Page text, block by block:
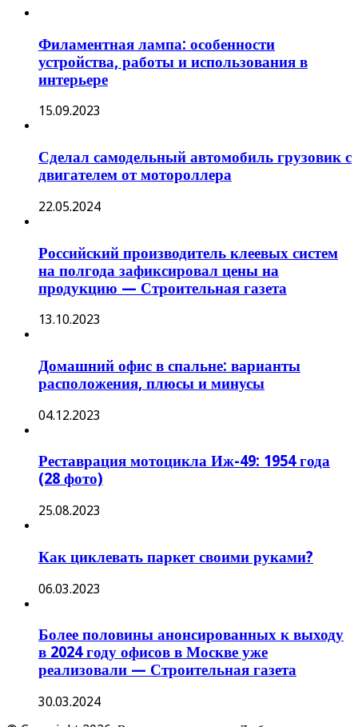
Филаментная лампа: особенности
устройства, работы и использования в
интерьере
15.09.2023
Сделал самодельный автомобиль грузовик с
двигателем от мотороллера
22.05.2024
Российский производитель клеевых систем
на полгода зафиксировал цены на
продукцию — Строительная газета
13.10.2023
Домашний офис в спальне: варианты
расположения, плюсы и минусы
04.12.2023
Реставрация мотоцикла Иж-49: 1954 года
(28 фото)
25.08.2023
Как циклевать паркет своими руками?
06.03.2023
Более половины анонсированных к выходу
в 2024 году офисов в Москве уже
реализовали — Строительная газета
30.03.2024